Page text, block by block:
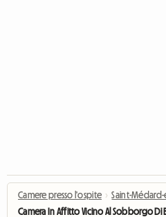
Camere presso l'ospite › Saint-Médard-
Camera In Affitto Vicino Al Sobborgo Di